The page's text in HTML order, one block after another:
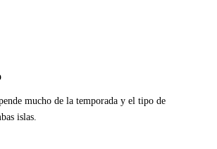
mucho de la temporada y el tipo de
islas.